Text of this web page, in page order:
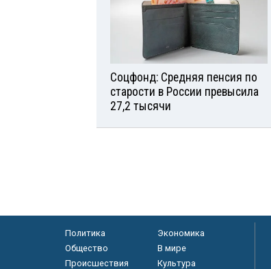
Соцфонд: Средняя пенсия по
старости в России превысила
27,2 тысячи
Политика
Экономика
Общество
В мире
Происшествия
Культура